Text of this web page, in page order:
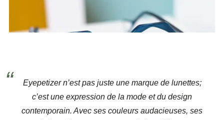
Eyepetizer n’est pas juste une marque de lunettes;
c’est une expression de la mode et du design
contemporain. Avec ses couleurs audacieuses, ses